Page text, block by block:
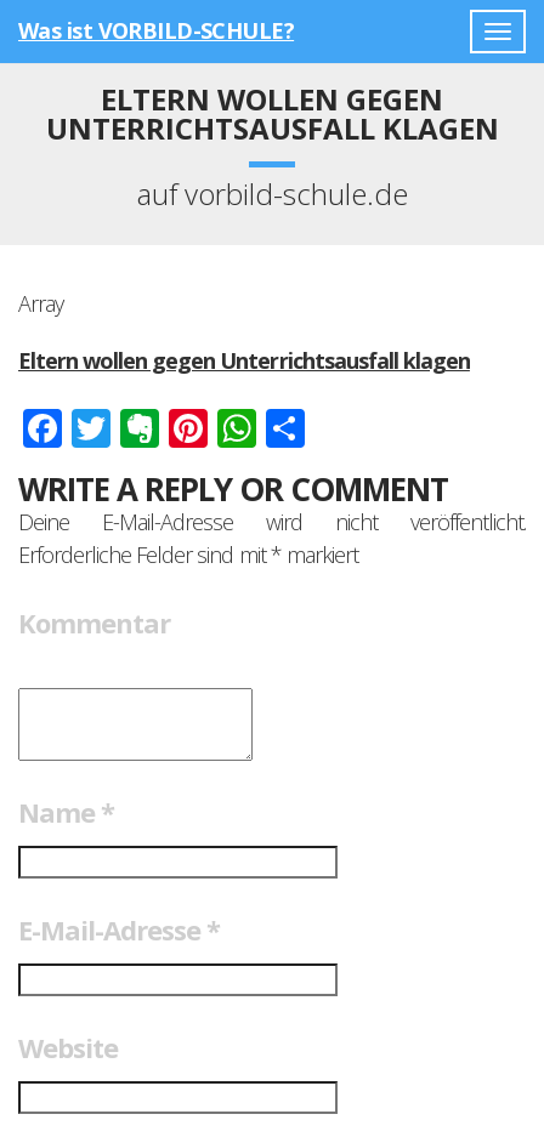
Was ist VORBILD-SCHULE?
ELTERN WOLLEN GEGEN
UNTERRICHTSAUSFALL KLAGEN
auf vorbild-schule.de
Array
Eltern wollen gegen Unterrichtsausfall klagen
Facebook
Twitter
Evernote
Pinterest
WhatsApp
WRITE A REPLY OR COMMENT
Deine E-Mail-Adresse wird nicht veröffentlicht.
Erforderliche Felder sind mit*markiert
Kommentar
Name *
E-Mail-Adresse *
Website